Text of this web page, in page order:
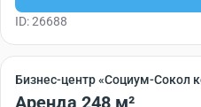
ID: 26688
Бизнес-центр «Социум-Сокол
Аренда 248 м²